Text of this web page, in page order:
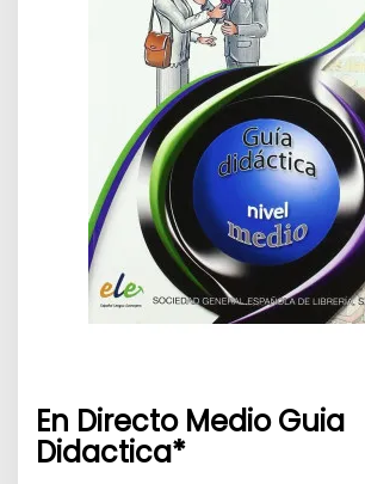
En Directo Medio Guia
Didactica*